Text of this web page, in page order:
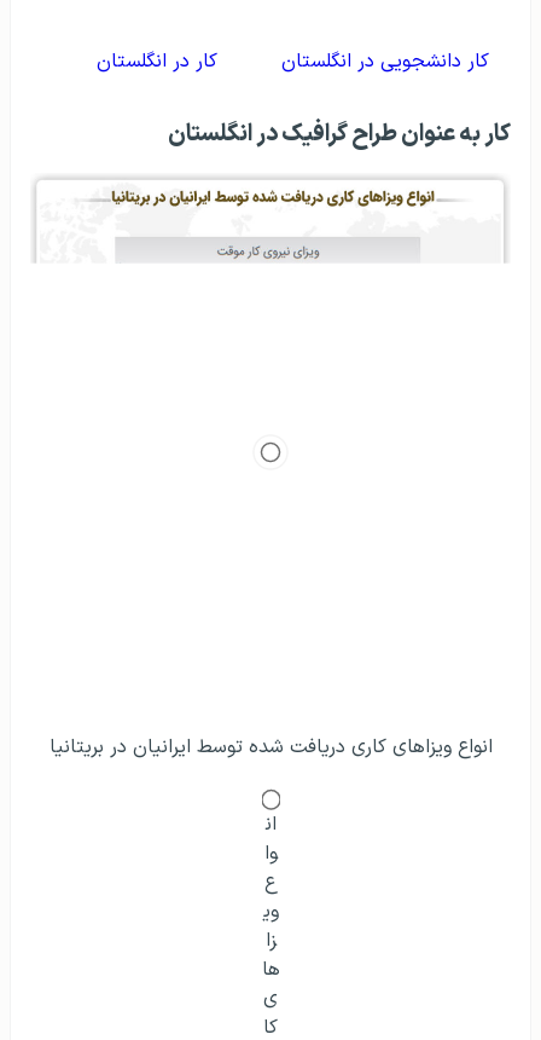
کار دانشجویی در انگلستان کار در انگلستان
کار به عنوان طراح گرافیک در انگلستان
انواع ویزاهای کاری دریافت شده توسط ایرانیان در بریتانیا